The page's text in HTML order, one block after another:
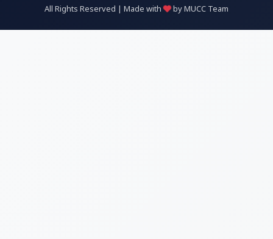
All Rights Reserved | Made with
by MUCC Team